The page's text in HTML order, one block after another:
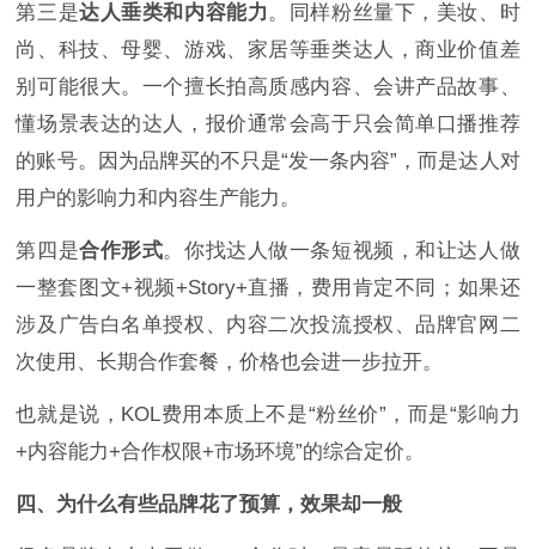
第三是达人垂类和内容能力。同样粉丝量下，美妆、时
尚、科技、母婴、游戏、家居等垂类达人，商业价值差
别可能很大。一个擅长拍高质感内容、会讲产品故事、
懂场景表达的达人，报价通常会高于只会简单口播推荐
的账号。因为品牌买的不只是“发一条内容”，而是达人对
用户的影响力和内容生产能力。
第四是合作形式。你找达人做一条短视频，和让达人做
一整套图文+视频+Story+直播，费用肯定不同；如果还
涉及广告白名单授权、内容二次投流授权、品牌官网二
次使用、长期合作套餐，价格也会进一步拉开。
也就是说，KOL费用本质上不是“粉丝价”，而是“影响力
+内容能力+合作权限+市场环境”的综合定价。
四、为什么有些品牌花了预算，效果却一般